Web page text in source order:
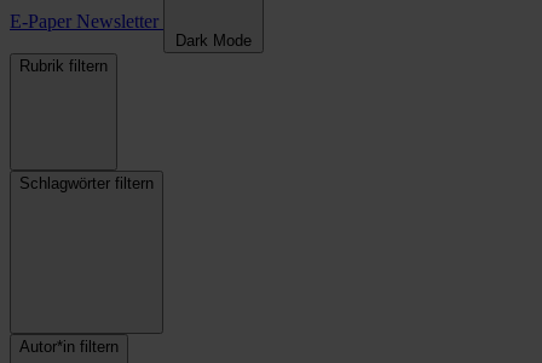
E-Paper Newsletter
Dark Mode
Rubrik filtern
Schlagwörter filtern
Autor*in filtern